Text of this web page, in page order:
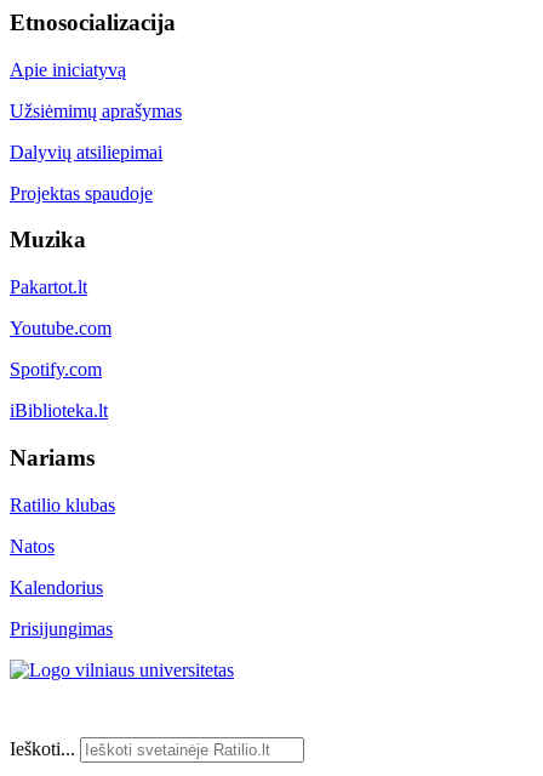
Etnosocializacija
Apie iniciatyvą
Užsiėmimų aprašymas
Dalyvių atsiliepimai
Projektas spaudoje
Muzika
Pakartot.lt
Youtube.com
Spotify.com
iBiblioteka.lt
Nariams
Ratilio klubas
Natos
Kalendorius
Prisijungimas
Ieškoti...